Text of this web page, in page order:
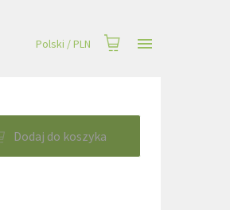
Polski /PLN
Dodaj do koszyka